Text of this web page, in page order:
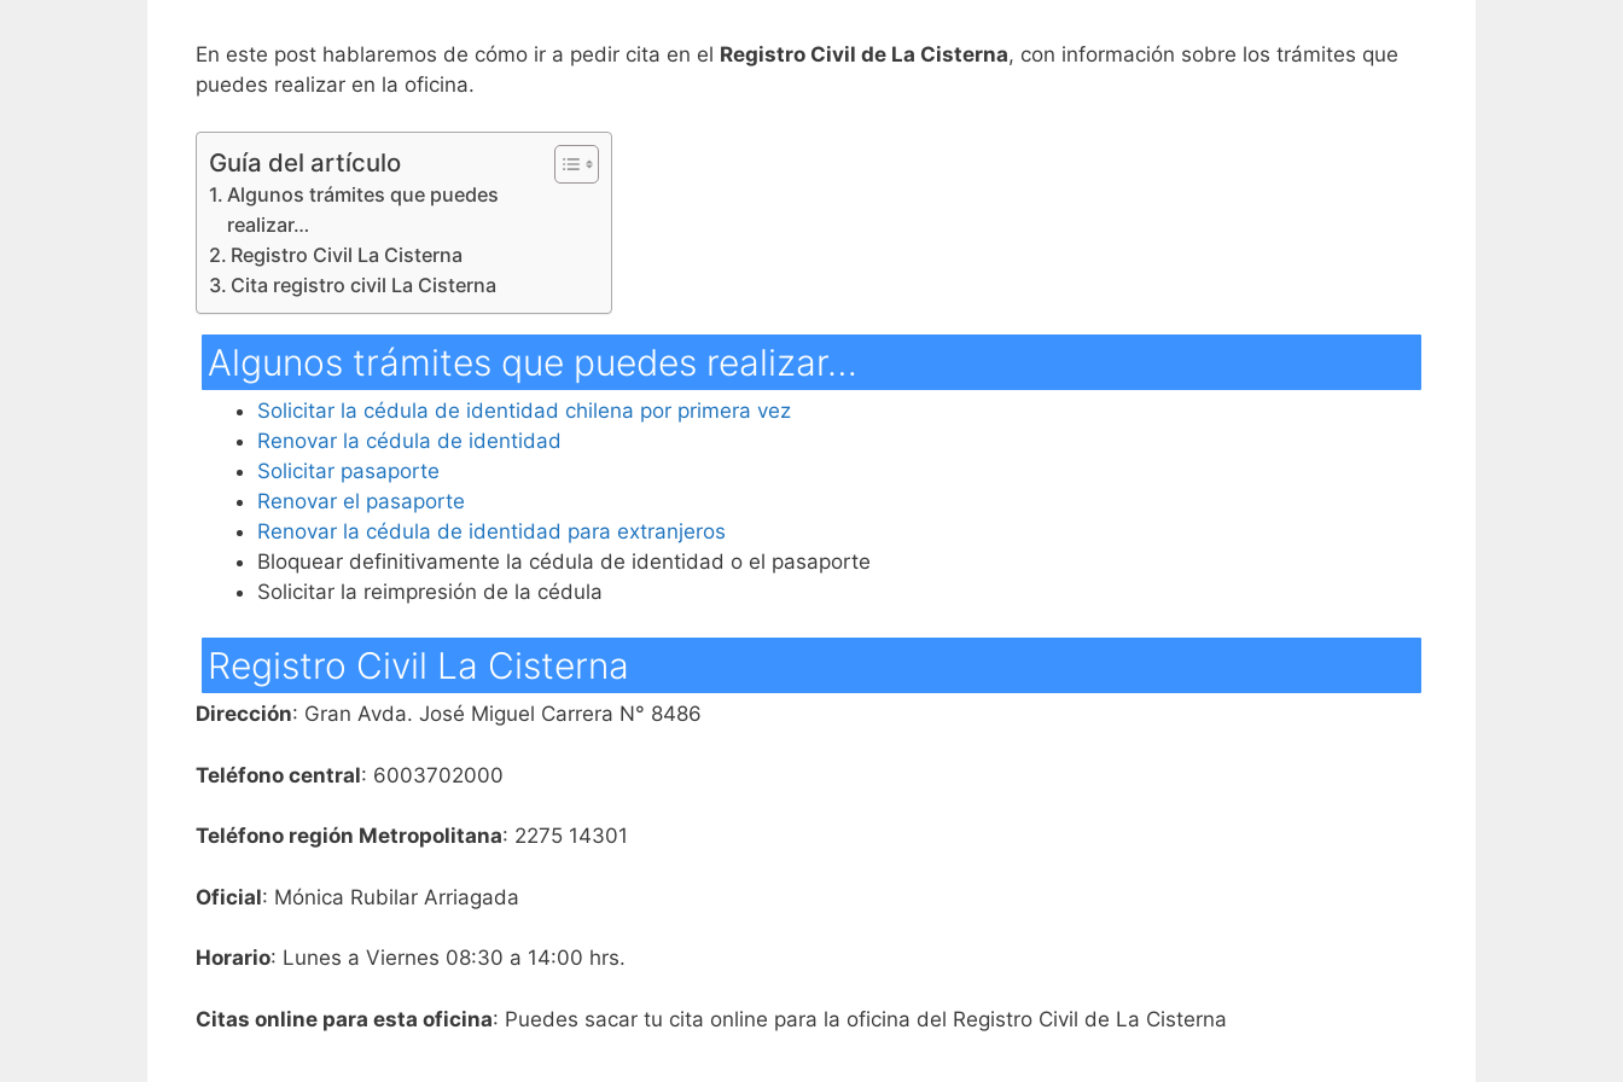
En este post hablaremos de cómo ir a pedir cita en el Registro Civil de La Cisterna, con información sobre los trámites que
puedes realizar en la oficina.
Guía del artículo
Algunos trámites que puedes
realizar…
Registro Civil La Cisterna
Cita registro civil La Cisterna
Algunos trámites que puedes realizar…
Solicitar la cédula de identidad chilena por primera vez
Renovar la cédula de identidad
Solicitar pasaporte
Renovar el pasaporte
Renovar la cédula de identidad para extranjeros
Bloquear definitivamente la cédula de identidad o el pasaporte
Solicitar la reimpresión de la cédula
Registro Civil La Cisterna
Dirección: Gran Avda. José Miguel Carrera N° 8486
Teléfono central: 6003702000
Teléfono región Metropolitana: 2275 14301
Oficial: Mónica Rubilar Arriagada
Horario: Lunes a Viernes 08:30 a 14:00 hrs.
Citas online para esta oficina: Puedes sacar tu cita online para la oficina del Registro Civil de La Cisterna